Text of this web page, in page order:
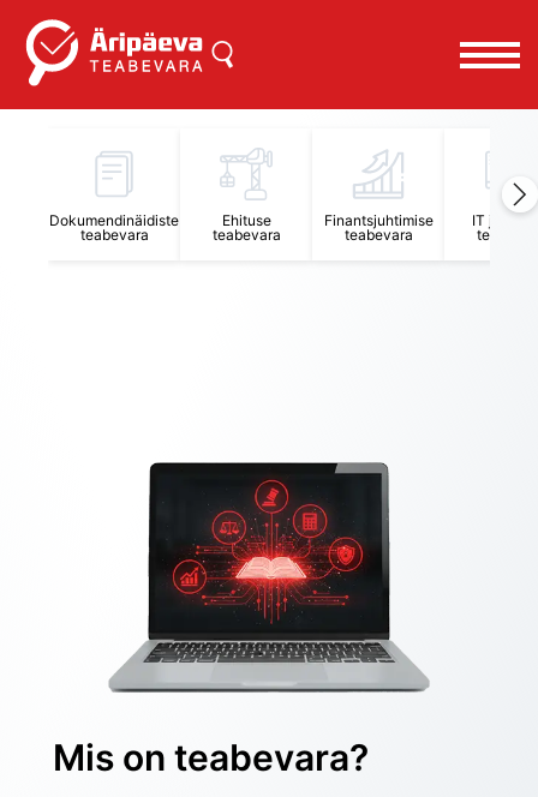
Dokumendinäidiste
teabevara
Ehituse
teabevara
Finantsjuhtimise
teabevara
IT
Mis on teabevara?